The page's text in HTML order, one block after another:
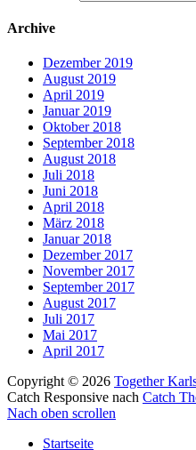
Archive
Dezember 2019
August 2019
April 2019
Januar 2019
Oktober 2018
September 2018
August 2018
Juli 2018
Juni 2018
April 2018
März 2018
Januar 2018
Dezember 2017
November 2017
September 2017
August 2017
Juli 2017
Mai 2017
April 2017
Copyright © 2026 Together
Catch Responsive nach Catch
Nach oben scrollen
Startseite